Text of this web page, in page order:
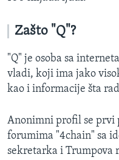
Zašto "Q"?
"Q" je osoba sa
vladi, koji ima jako
kao i informacije šta
Anonimni profil se prvi
forumima "4chain" sa
sekretarka i Trumpova